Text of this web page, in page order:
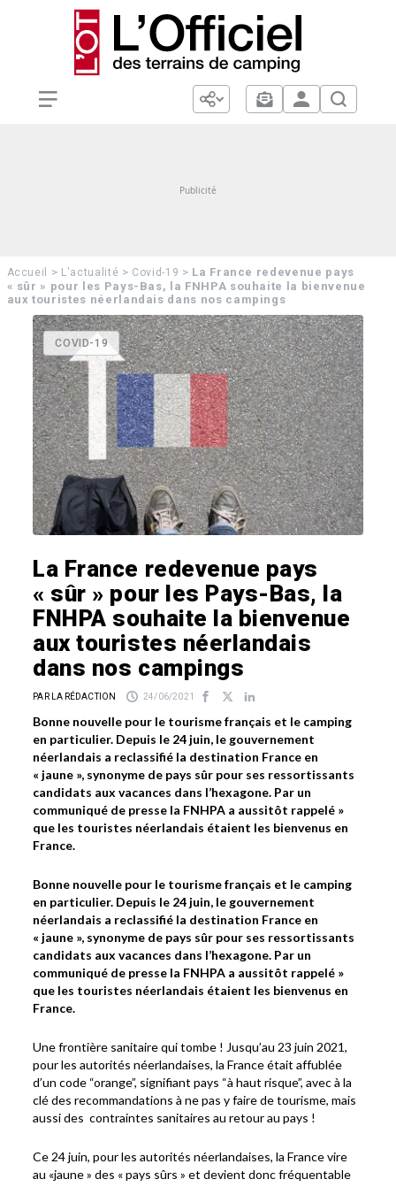
Accueil > L'actualité > Covid-19 > La France redevenue pays
« sûr » pour les Pays-Bas, la FNHPA souhaite la bienvenue
aux touristes néerlandais dans nos campings
COVID-19
La France redevenue pays
« sûr » pour les Pays-Bas, la
FNHPA souhaite la bienvenue
aux touristes néerlandais
dans nos campings
PAR LA RÉDACTION 24/06/2021
Bonne nouvelle pour le tourisme français et le camping
en particulier. Depuis le 24 juin, le gouvernement
néerlandais a reclassifié la destination France en
« jaune », synonyme de pays sûr pour ses ressortissants
candidats aux vacances dans l’hexagone. Par un
communiqué de presse la FNHPA a aussitôt rappelé »
que les touristes néerlandais étaient les bienvenus en
France.
Bonne nouvelle pour le tourisme français et le camping
en particulier. Depuis le 24 juin, le gouvernement
néerlandais a reclassifié la destination France en
« jaune », synonyme de pays sûr pour ses ressortissants
candidats aux vacances dans l’hexagone. Par un
communiqué de presse la FNHPA a aussitôt rappelé »
que les touristes néerlandais étaient les bienvenus en
France.
Une frontière sanitaire qui tombe ! Jusqu’au 23 juin 2021,
pour les autorités néerlandaises, la France était affublée
d’un code “orange”, signifiant pays “à haut risque”, avec à la
clé des recommandations à ne pas y faire de tourisme, mais
aussi des contraintes sanitaires au retour au pays !
Ce 24 juin, pour les autorités néerlandaises, la France vire
au «jaune » des « pays sûrs » et devient donc fréquentable